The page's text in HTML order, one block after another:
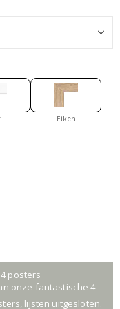
Eiken
posters
onze fantastische 4
lijsten uitgesloten.